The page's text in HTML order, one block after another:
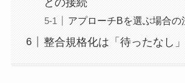
との接続
アプローチBを選ぶ場合の
整合規格化は「待ったなし」